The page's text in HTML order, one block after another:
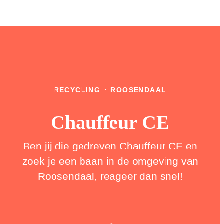
RECYCLING · ROOSENDAAL
Chauffeur CE
Ben jij die gedreven Chauffeur CE en
zoek je een baan in de omgeving van
Roosendaal, reageer dan snel!